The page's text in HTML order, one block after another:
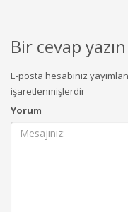
Bir cevap yazın
E-posta hesabınız
işaretlenmişlerdir
Yorum